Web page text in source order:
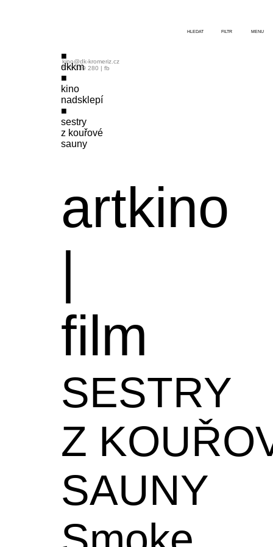
dkkm
kino
nadsklepí
sestry
z kouřové
sauny
artkino
|
film
SESTRY
Z
SAUNY
kino@dk-kromeriz.cz
573 339 280 | fb
HLEDAT FILTR MENU